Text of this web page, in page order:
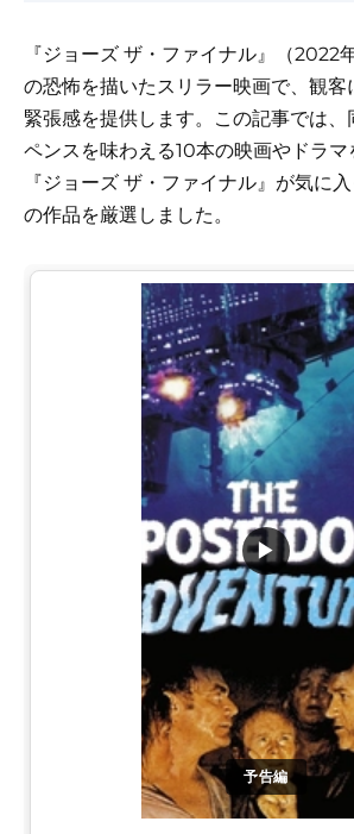
『ジョーズ ザ・ファイナル』（2022
の恐怖を描いたスリラー映画で、観客
緊張感を提供します。この記事では、
ペンスを味わえる10本の映画やドラマ
『ジョーズ ザ・ファイナル』が気に
の作品を厳選しました。
予告編
▶